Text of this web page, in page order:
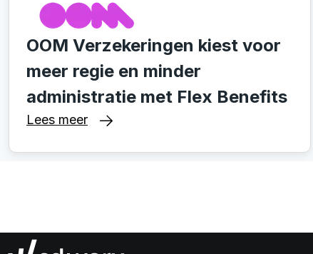
OOM Verzekeringen kiest voor
meer regie en minder
administratie met Flex Benefits
Lees meer